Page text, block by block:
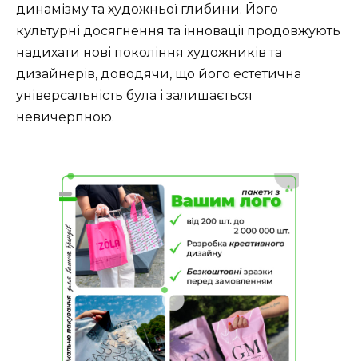
динамізму та художньої глибини. Його
культурні досягнення та інновації продовжують
надихати нові покоління художників та
дизайнерів, доводячи, що його естетична
універсальність була і залишається
невичерпною.